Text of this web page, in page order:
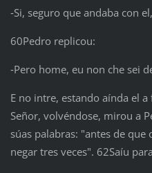
‑Si, seguro que andaba con
60Pedro replicou:
‑Pero home, eu non che sei
E no intre, estando aínda el
Señor, volvéndose, mirou a
súas palabras: "antes de
negar tres veces". 62Saíu